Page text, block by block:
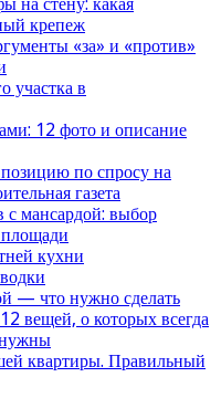
крепеж
«за» и «против»
участка в
12 фото и описание
по спросу на
газета
мансардой: выбор
кухни
— что нужно сделать
вещей, о которых всегда
нужны
квартиры. Правильный